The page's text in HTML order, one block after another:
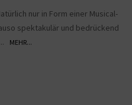
nur in Form einer Musical-
spektakulär und bedrückend
MEHR...